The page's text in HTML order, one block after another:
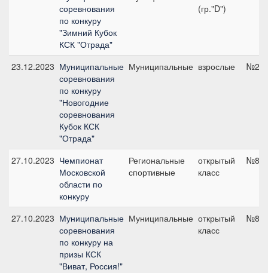
соревнования
по конкуру
"Зимний Кубок
КСК "Отрада"
(гр."D")
23.12.2023 Муниципальные
соревнования
по конкуру
"Новогодние
соревнования
Кубок КСК
"Отрада"
Муниципальные взрослые №2,
27.10.2023 Чемпионат
Московской
области по
конкуру
Региональные
спортивные
открытый
класс
№8,
27.10.2023 Муниципальные
соревнования
по конкуру на
призы КСК
"Виват, Россия!"
Муниципальные открытый
класс
№8,